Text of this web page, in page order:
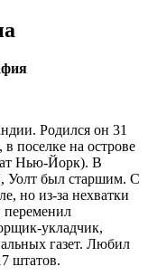
Родился он 31
поселке на острове
Нью-Йорк). В
Уолт был старшим. С
но из-за нехватки
переменил
укладчик,
газет. Любил
штатов.